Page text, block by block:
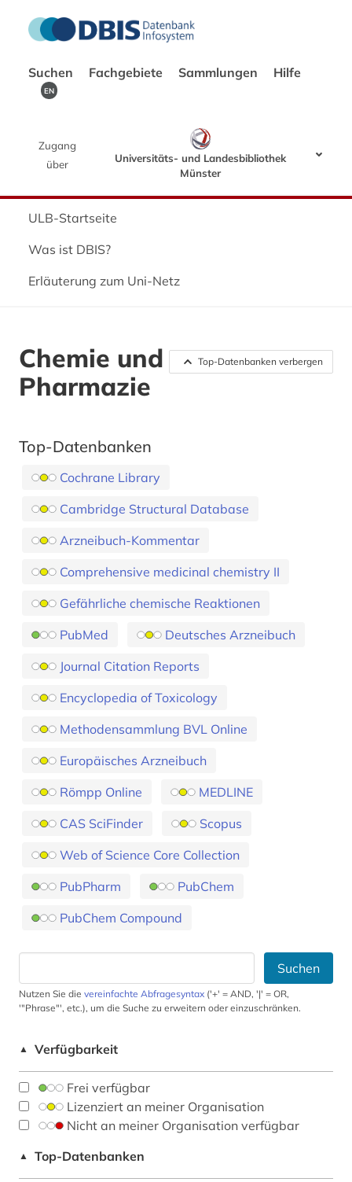
Suchen Fachgebiete Sammlungen Hilfe
EN
Zugang
über
Universitäts- und Landesbibliothek
Münster
ULB-Startseite
Was ist DBIS?
Erläuterung zum Uni-Netz
Top-Datenbanken verbergen
Chemie und
Pharmazie
Top-Datenbanken
Cochrane Library
Cambridge Structural Database
Arzneibuch-Kommentar
Comprehensive medicinal chemistry II
Gefährliche chemische Reaktionen
PubMed
Deutsches Arzneibuch
Journal Citation Reports
Encyclopedia of Toxicology
Methodensammlung BVL Online
Europäisches Arzneibuch
Römpp Online
MEDLINE
CAS SciFinder
Scopus
Web of Science Core Collection
PubPharm
PubChem
PubChem Compound
Suchen
Nutzen Sie die vereinfachte Abfragesyntax ('+' = AND, '|' = OR,
'"Phrase"', etc.), um die Suche zu erweitern oder einzuschränken.
▲ Verfügbarkeit
Frei verfügbar
Lizenziert an meiner Organisation
Nicht an meiner Organisation verfügbar
▲ Top-Datenbanken